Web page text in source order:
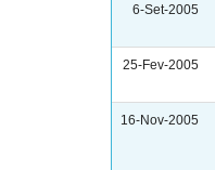
6-Set-2005
25-Fev-2005
16-Nov-2005